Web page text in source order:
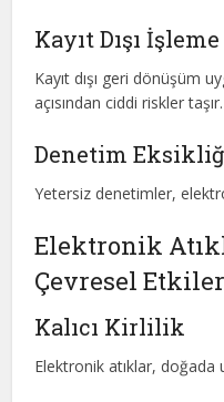
Kayıt Dışı
Kayıt dışı geri dönüşüm
açısından ciddi riskler taşır.
Denetim
Yetersiz denetimler,
Elektronik
Çevresel
Kalıcı Kirlilik
Elektronik atıklar, doğada